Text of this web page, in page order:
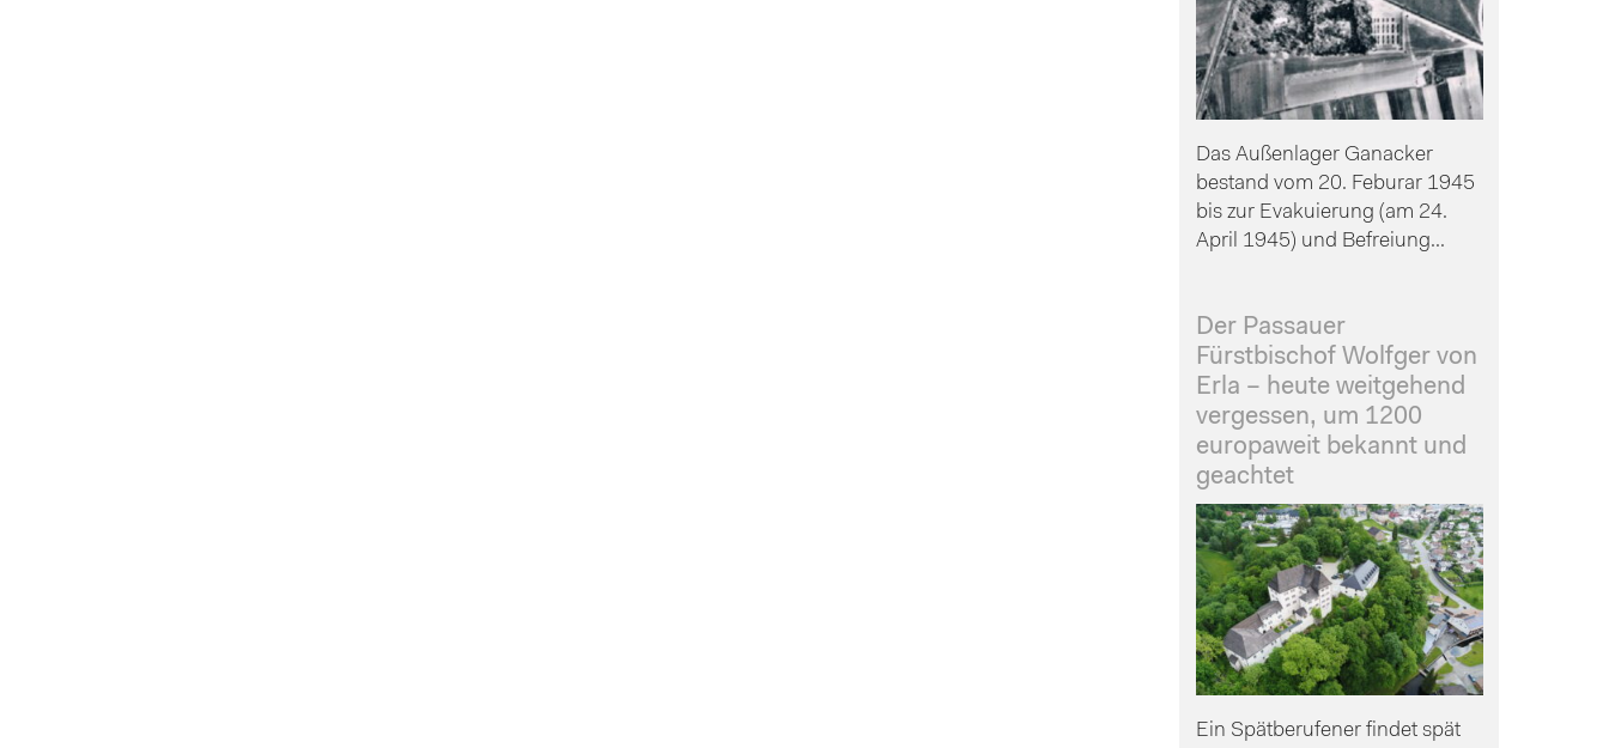
Das Außenlager Ganacker
bestand vom 20. Feburar 1945
bis zur Evakuierung (am 24.
April 1945) und Befreiung...
Der Passauer
Fürstbischof Wolfger von
Erla – heute weitgehend
vergessen, um 1200
europaweit bekannt und
geachtet
Ein Spätberufener findet spät